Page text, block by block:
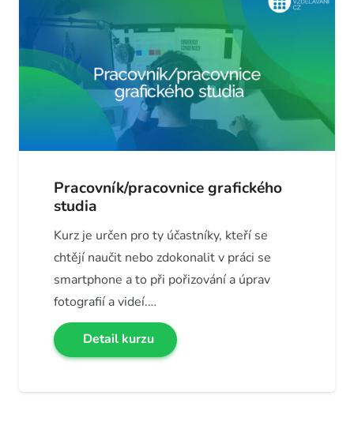
Pracovník/pracovnice grafického
studia
Kurz je určen pro ty účastníky, kteří se
chtějí naučit nebo zdokonalit v práci se
smartphone a to při pořizování a úprav
fotografií a videí.…
Detail kurzu